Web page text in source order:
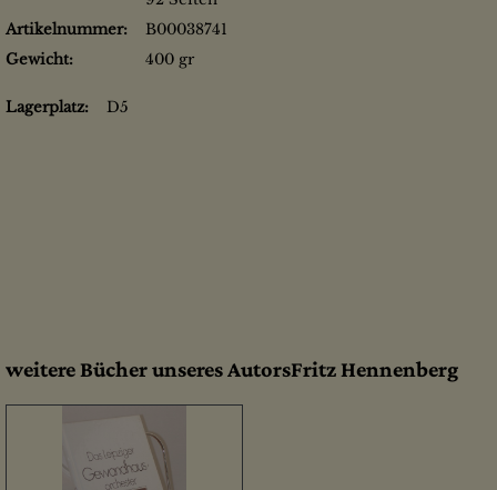
Artikelnummer:
B00038741
Gewicht:
400 gr
Lagerplatz: D5
weitere Bücher unseres AutorsFritz Hennenberg